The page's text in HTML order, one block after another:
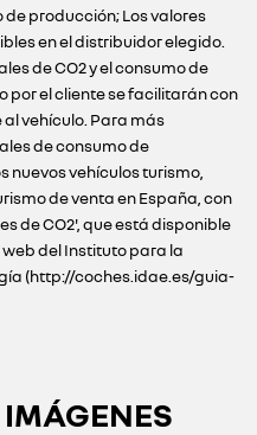
producción; Los valores
en el distribuidor elegido.
de CO2 y el consumo de
por el cliente se facilitarán con
vehículo. Para más
de consumo de
nuevos vehículos turismo,
de venta en España, con
de CO2', que está disponible
web del Instituto para la
(http://coches.idae.es/guia-